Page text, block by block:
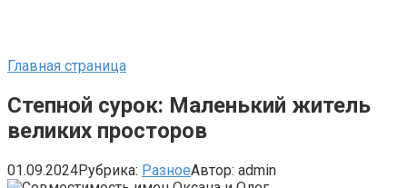
Главная страница
Степной сурок: Маленький житель
великих просторов
01.09.2024Рубрика: РазноеАвтор: admin